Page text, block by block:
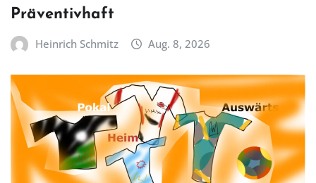
Präventivhaft
Heinrich Schmitz Aug. 8, 2026